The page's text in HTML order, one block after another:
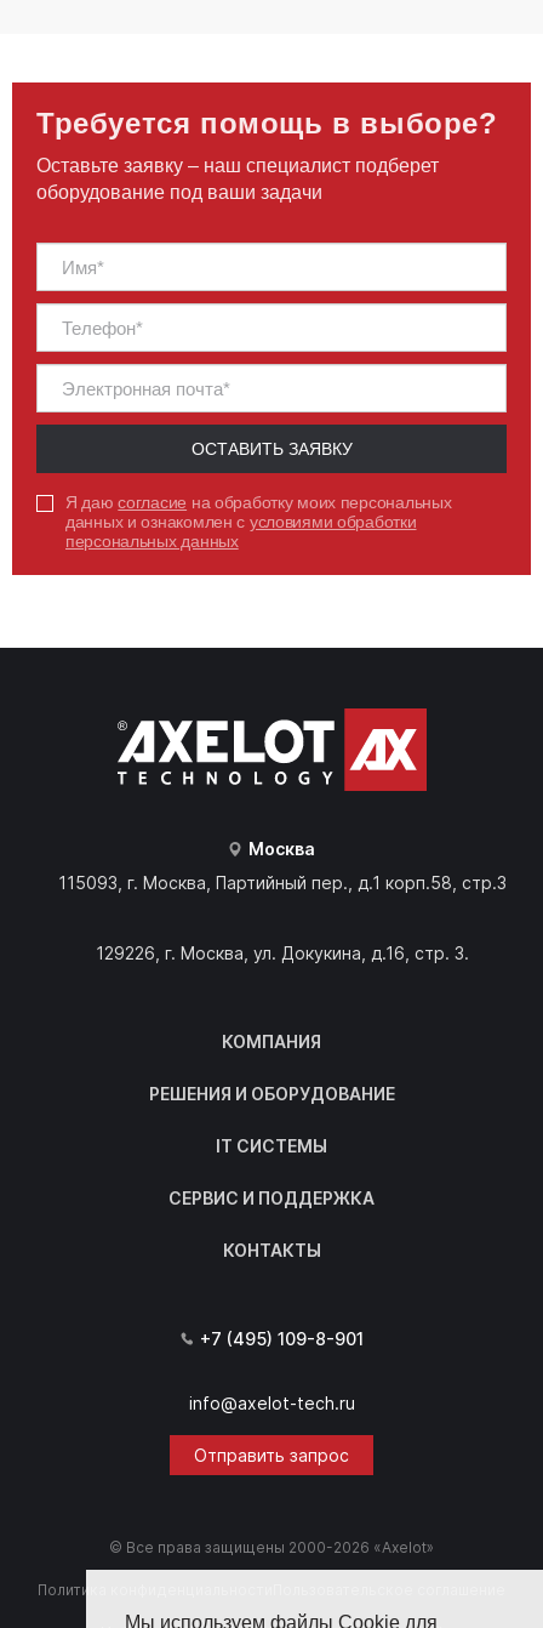
Мы используем файлы Cookie для
Требуется помощь в выборе?
Оставьте заявку – наш специалист подберет
оборудование под ваши задачи
ОСТАВИТЬ ЗАЯВКУ
Я даюсогласие на обработку моих персональных
данных и ознакомлен с условиями обработки
персональных данных
Москва
115093, г. Москва, Партийный пер., д.1 корп.58, стр.3
129226, г. Москва, ул. Докукина, д.16, стр. 3.
КОМПАНИЯ
РЕШЕНИЯ И ОБОРУДОВАНИЕ
IT СИСТЕМЫ
СЕРВИС И ПОДДЕРЖКА
КОНТАКТЫ
+7 (495) 109-8-901
info@axelot-tech.ru
Отправить запрос
© Все права защищены 2000-2026 «Axelot»
Политика конфиденциальности